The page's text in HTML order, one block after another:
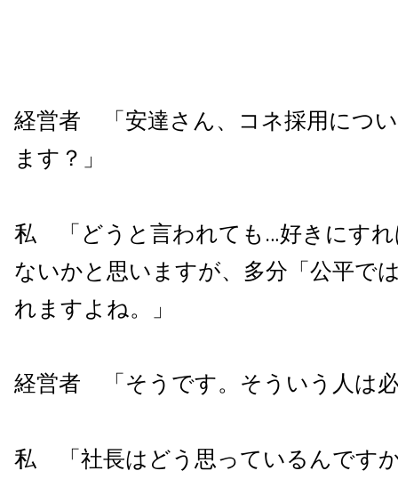
経営者 「安達さん、コネ採用につ
ます？」
私 「どうと言われても…好きにす
ないかと思いますが、多分「公平で
れますよね。」
経営者 「そうです。そういう人は
私 「社長はどう思っているんです